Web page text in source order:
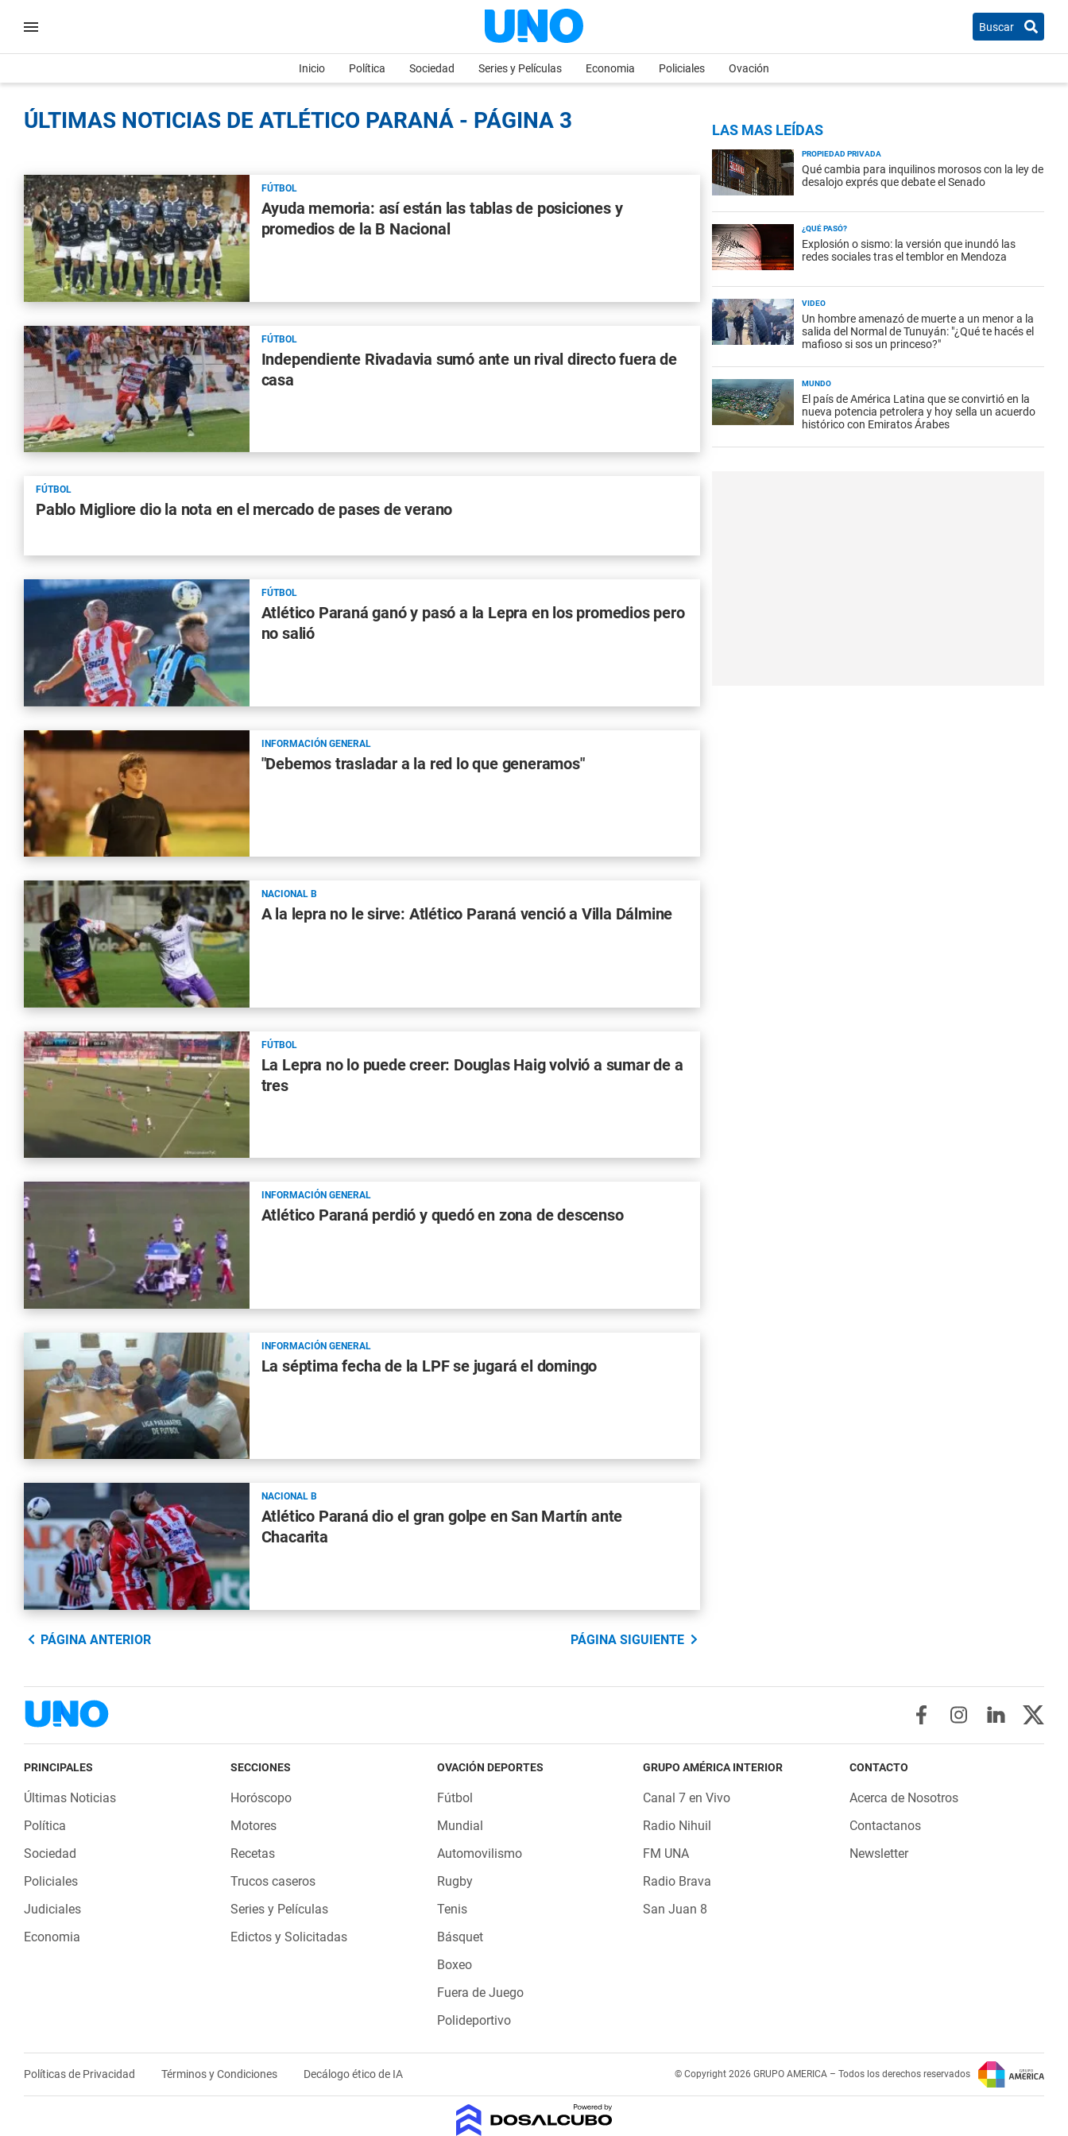
Buscar
Inicio Política Sociedad Series y Películas Economia Policiales Ovación
ÚLTIMAS NOTICIAS DE ATLÉTICO PARANÁ - PÁGINA 3
FÚTBOL
Ayuda memoria: así están las tablas de posiciones y
promedios de la B Nacional
FÚTBOL
Independiente Rivadavia sumó ante un rival directo fuera de
casa
FÚTBOL
Pablo Migliore dio la nota en el mercado de pases de verano
FÚTBOL
Atlético Paraná ganó y pasó a la Lepra en los promedios pero
no salió
INFORMACIÓN GENERAL
"Debemos trasladar a la red lo que generamos"
NACIONAL B
A la lepra no le sirve: Atlético Paraná venció a Villa Dálmine
FÚTBOL
La Lepra no lo puede creer: Douglas Haig volvió a sumar de a
tres
INFORMACIÓN GENERAL
Atlético Paraná perdió y quedó en zona de descenso
INFORMACIÓN GENERAL
La séptima fecha de la LPF se jugará el domingo
NACIONAL B
Atlético Paraná dio el gran golpe en San Martín ante
Chacarita
PÁGINA ANTERIOR PÁGINA SIGUIENTE
LAS MAS LEÍDAS
PROPIEDAD PRIVADA
Qué cambia para inquilinos morosos con la ley de
desalojo exprés que debate el Senado
¿QUÉ PASÓ?
Explosión o sismo: la versión que inundó las
redes sociales tras el temblor en Mendoza
VIDEO
Un hombre amenazó de muerte a un menor a la
salida del Normal de Tunuyán: "¿Qué te hacés el
mafioso si sos un princeso?"
MUNDO
El país de América Latina que se convirtió en la
nueva potencia petrolera y hoy sella un acuerdo
histórico con Emiratos Árabes
PRINCIPALES
Últimas Noticias
Política
Sociedad
Policiales
Judiciales
Economia
SECCIONES
Horóscopo
Motores
Recetas
Trucos caseros
Series y Películas
Edictos y Solicitadas
OVACIÓN DEPORTES
Fútbol
Mundial
Automovilismo
Rugby
Tenis
Básquet
Boxeo
Fuera de Juego
Polideportivo
GRUPO AMÉRICA INTERIOR
Canal 7 en Vivo
Radio Nihuil
FM UNA
Radio Brava
San Juan 8
CONTACTO
Acerca de Nosotros
Contactanos
Newsletter
Políticas de Privacidad Términos y Condiciones Decálogo ético de IA © Copyright 2026 GRUPO AMERICA – Todos los derechos reservados